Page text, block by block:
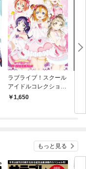
ラブライブ！スクール
アイドルコレクション
パーフェクトビジュア
1,650
もっと見る